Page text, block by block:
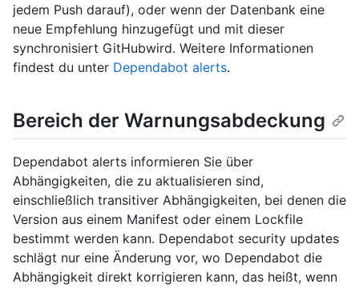
jedem Push darauf), oder wenn der Datenbank eine
neue Empfehlung hinzugefügt und mit dieser
synchronisiert GitHubwird. Weitere Informationen
findest du unter Dependabot alerts.
Bereich der Warnungsabdeckung
Dependabot alerts informieren Sie über
Abhängigkeiten, die zu aktualisieren sind,
einschließlich transitiver Abhängigkeiten, bei denen die
Version aus einem Manifest oder einem Lockfile
bestimmt werden kann. Dependabot security updates
schlägt nur eine Änderung vor, wo Dependabot die
Abhängigkeit direkt korrigieren kann, das heißt, wenn